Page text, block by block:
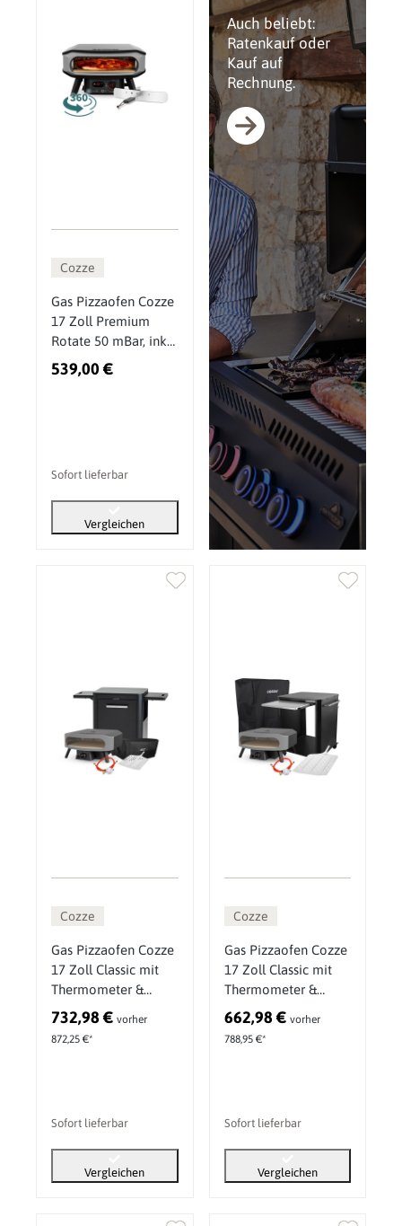
Auch beliebt:
Ratenkauf oder
Kauf auf
Rechnung.
Cozze
Gas Pizzaofen Cozze
17 Zoll Premium
Rotate 50 mBar, inkl.
drehbarem
Pizzastein &
539,00 €
Sofort lieferbar
Vergleichen
Cozze
Gas Pizzaofen Cozze
17 Zoll Classic mit
Thermometer &
Druckminderer 50
mbar Zubehör Set 3
732,98 € vorher
872,25 €*
Sofort lieferbar
Vergleichen
Cozze
Gas Pizzaofen Cozze
17 Zoll Classic mit
Thermometer &
Druckminderer 50
mbar Zubehör Set 2
662,98 € vorher
788,95 €*
Sofort lieferbar
Vergleichen